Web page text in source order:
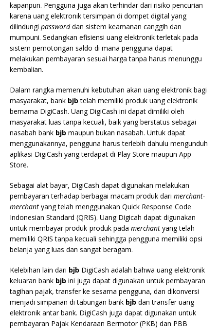
kapanpun. Pengguna juga akan terhindar dari risiko pencurian
karena uang elektronik tersimpan di dompet digital yang
dilindungi passworddan sistem keamanan canggih dan
mumpuni. Sedangkan efisiensi uang elektronik terletak pada
sistem pemotongan saldo di mana pengguna dapat
melakukan pembayaran sesuai harga tanpa harus menunggu
kembalian.
Dalam rangka memenuhi kebutuhan akan uang elektronik bagi
masyarakat, bank bjb telah memiliki produk uang elektronik
bernama DigiCash. Uang DigiCash ini dapat dimiliki oleh
masyarakat luas tanpa kecuali, baik yang berstatus sebagai
nasabah bank bjb maupun bukan nasabah. Untuk dapat
menggunakannya, pengguna harus terlebih dahulu mengunduh
aplikasi DigiCash yang terdapat di Play Store maupun App
Store.
Sebagai alat bayar, DigiCash dapat digunakan melakukan
pembayaran terhadap berbagai macam produk dari merchant-
merchant yang telah menggunakan Quick Response Code
Indonesian Standard (QRIS). Uang Digicah dapat digunakan
untuk membayar produk-produk pada merchant yang telah
memiliki QRIS tanpa kecuali sehingga pengguna memiliki opsi
belanja yang luas dan sangat beragam.
Kelebihan lain dari bjb DigiCash adalah bahwa uang elektronik
keluaran bank bjb ini juga dapat digunakan untuk pembayaran
tagihan pajak, transfer ke sesama pengguna, dan dikonversi
menjadi simpanan di tabungan bank bjb dan transfer uang
elektronik antar bank. DigiCash juga dapat digunakan untuk
pembayaran Pajak Kendaraan Bermotor (PKB) dan PBB